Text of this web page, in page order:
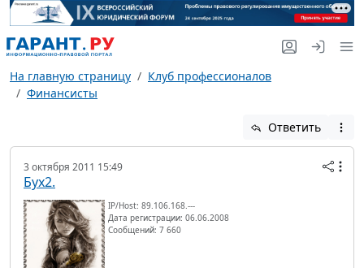
На главную страницу
Клуб профессионалов
Финансисты
Ответить
3 октября 2011 15:49
Бух2.
IP/Host: 89.106.168.---
Дата регистрации: 06.06.2008
Сообщений: 7 660